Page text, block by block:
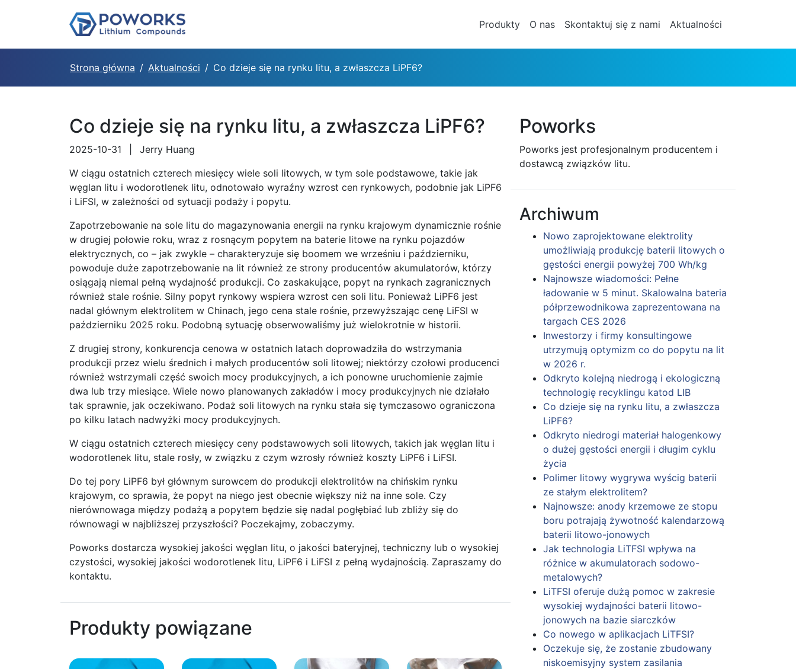
Produkty O nas Skontaktuj się z nami Aktualności
Strona główna Aktualności Co dzieje się na rynku litu, a zwłaszcza LiPF6?
Co dzieje się na rynku litu, a zwłaszcza LiPF6?
2025-10-31
Jerry Huang
W ciągu ostatnich czterech miesięcy wiele soli litowych, w tym sole podstawowe, takie jak
węglan litu i wodorotlenek litu, odnotowało wyraźny wzrost cen rynkowych, podobnie jak LiPF6
i LiFSI, w zależności od sytuacji podaży i popytu.
Zapotrzebowanie na sole litu do magazynowania energii na rynku krajowym dynamicznie rośnie
w drugiej połowie roku, wraz z rosnącym popytem na baterie litowe na rynku pojazdów
elektrycznych, co – jak zwykle – charakteryzuje się boomem we wrześniu i październiku,
powoduje duże zapotrzebowanie na lit również ze strony producentów akumulatorów, którzy
osiągają niemal pełną wydajność produkcji. Co zaskakujące, popyt na rynkach zagranicznych
również stale rośnie. Silny popyt rynkowy wspiera wzrost cen soli litu. Ponieważ LiPF6 jest
nadal głównym elektrolitem w Chinach, jego cena stale rośnie, przewyższając cenę LiFSI w
październiku 2025 roku. Podobną sytuację obserwowaliśmy już wielokrotnie w historii.
Z drugiej strony, konkurencja cenowa w ostatnich latach doprowadziła do wstrzymania
produkcji przez wielu średnich i małych producentów soli litowej; niektórzy czołowi producenci
również wstrzymali część swoich mocy produkcyjnych, a ich ponowne uruchomienie zajmie
dwa lub trzy miesiące. Wiele nowo planowanych zakładów i mocy produkcyjnych nie działało
tak sprawnie, jak oczekiwano. Podaż soli litowych na rynku stała się tymczasowo ograniczona
po kilku latach nadwyżki mocy produkcyjnych.
W ciągu ostatnich czterech miesięcy ceny podstawowych soli litowych, takich jak węglan litu i
wodorotlenek litu, stale rosły, w związku z czym wzrosły również koszty LiPF6 i LiFSI.
Do tej pory LiPF6 był głównym surowcem do produkcji elektrolitów na chińskim rynku
krajowym, co sprawia, że popyt na niego jest obecnie większy niż na inne sole. Czy
nierównowaga między podażą a popytem będzie się nadal pogłębiać lub zbliży się do
równowagi w najbliższej przyszłości? Poczekajmy, zobaczymy.
Poworks dostarcza wysokiej jakości węglan litu, o jakości bateryjnej, techniczny lub o wysokiej
czystości, wysokiej jakości wodorotlenek litu, LiPF6 i LiFSI z pełną wydajnością. Zapraszamy do
kontaktu.
Produkty powiązane
Poworks
Poworks jest profesjonalnym producentem i
dostawcą związków litu.
Archiwum
Nowo zaprojektowane elektrolity
umożliwiają produkcję baterii litowych o
gęstości energii powyżej 700 Wh/kg
Najnowsze wiadomości: Pełne
ładowanie w 5 minut. Skalowalna bateria
półprzewodnikowa zaprezentowana na
targach CES 2026
Inwestorzy i firmy konsultingowe
utrzymują optymizm co do popytu na lit
w 2026 r.
Odkryto kolejną niedrogą i ekologiczną
technologię recyklingu katod LIB
Co dzieje się na rynku litu, a zwłaszcza
LiPF6?
Odkryto niedrogi materiał halogenkowy
o dużej gęstości energii i długim cyklu
życia
Polimer litowy wygrywa wyścig baterii
ze stałym elektrolitem?
Najnowsze: anody krzemowe ze stopu
boru potrajają żywotność kalendarzową
baterii litowo-jonowych
Jak technologia LiTFSI wpływa na
różnice w akumulatorach sodowo-
metalowych?
LiTFSI oferuje dużą pomoc w zakresie
wysokiej wydajności baterii litowo-
jonowych na bazie siarczków
Co nowego w aplikacjach LiTFSI?
Oczekuje się, że zostanie zbudowany
niskoemisyjny system zasilania